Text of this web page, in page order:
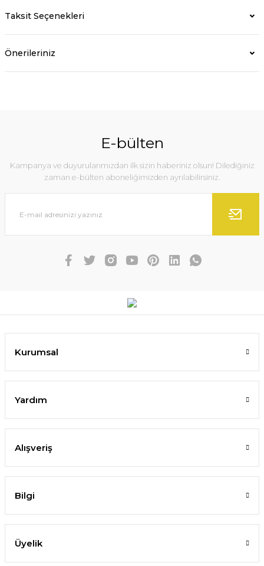
Taksit Seçenekleri
Önerileriniz
E-bülten
Kampanya ve duyurularımızdan ilk sizin haberiniz olsun! Dilediğiniz
zaman e-bülten aboneliğimizden ayrılabilirsiniz.
Kurumsal
Yardım
Alışveriş
Bilgi
Üyelik